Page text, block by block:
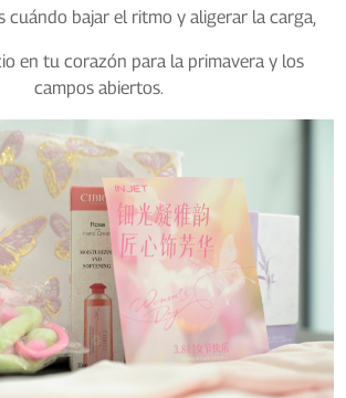
cuándo bajar el ritmo y aligerar la carga,
en tu corazón para la primavera y los
campos abiertos.